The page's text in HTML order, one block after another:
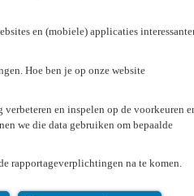
en (mobiele) applicaties
Hoe ben je op onze website
en inspelen op de voorkeuren
we die data gebruiken om bepaalde
rapportageverplichtingen na te komen.
die we samen gezet hebben!
waaraan onze
uit om in roze outfit naar het
werd overspoeld met lintjes!
extra sportactiviteit in te
gingen creatief aan de slag en